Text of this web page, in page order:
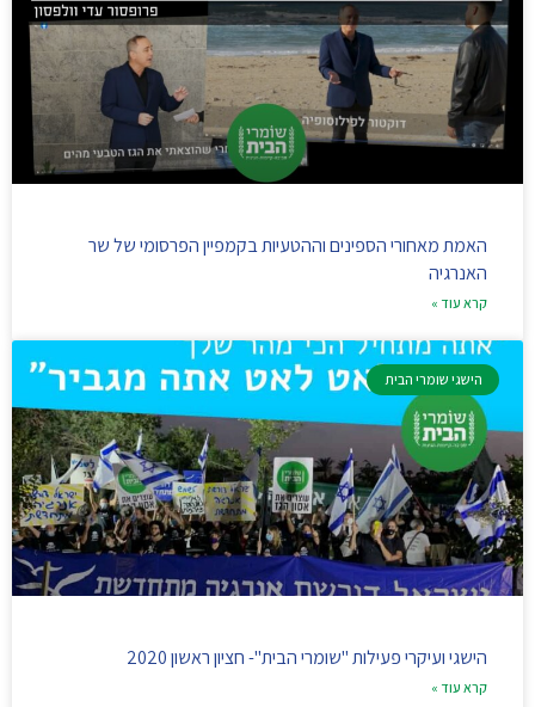
האמת מאחורי הספינים וההטעיות בקמפיין הפרסומי של שר
האנרגיה
קרא עוד »
הישגי שומרי הבית
הישגי ועיקרי פעילות "שומרי הבית"- חציון ראשון 2020
קרא עוד »